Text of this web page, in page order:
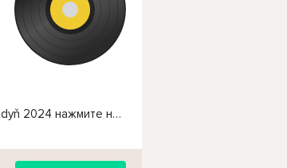
Чтобы прослушать онлайн песню Dinara Rozygulyýewa - Unutdyň 2024 нажмите на кнопку плей с светом зелений